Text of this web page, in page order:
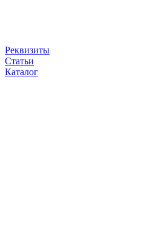
Реквизиты
Статьи
Каталог